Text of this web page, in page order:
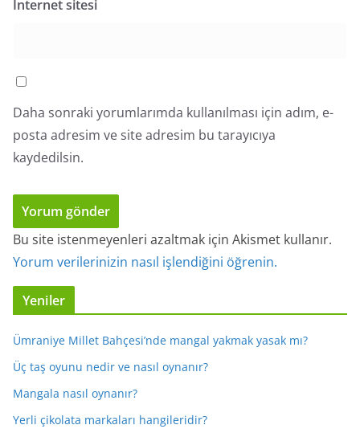
İnternet sitesi
Daha sonraki yorumlarımda kullanılması için adım, e-
posta adresim ve site adresim bu tarayıcıya
kaydedilsin.
Bu site istenmeyenleri azaltmak için Akismet kullanır.
Yorum verilerinizin nasıl işlendiğini öğrenin.
Yeniler
Ümraniye Millet Bahçesi’nde mangal yakmak yasak mı?
Üç taş oyunu nedir ve nasıl oynanır?
Mangala nasıl oynanır?
Yerli çikolata markaları hangileridir?